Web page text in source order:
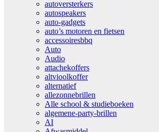
autoversterkers
autospeakers
auto-gadgets
auto’s motoren en fietsen
accessoiresbbq
Auto
Audio
attachekoffers
altvioolkoffer
alternatief
allezonnebrillen
Alle school & studieboeken
algemene-party-brillen
AI